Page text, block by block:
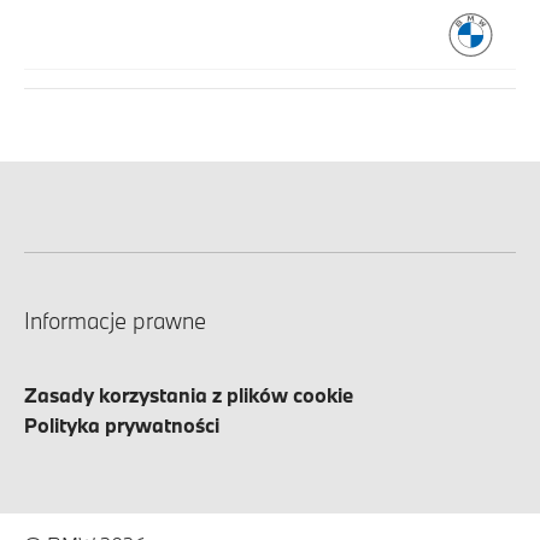
Informacje prawne
Zasady korzystania z plików cookie
Polityka prywatności